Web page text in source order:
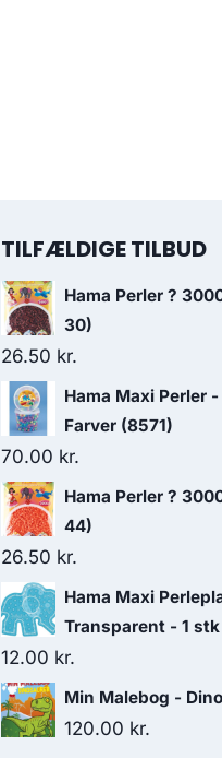
TILFÆLDIGE TILBUD
Hama Perler ?
30)
26.50 kr.
Hama Maxi Perler
Farver (8571)
70.00 kr.
Hama Perler ?
44)
26.50 kr.
Hama Maxi
Transparent - 1 stk
12.00 kr.
Min Malebog -
120.00 kr.